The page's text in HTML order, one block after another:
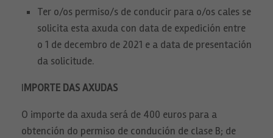
Ter o/os permiso/s de conducir para o/os cales se
solicita esta axuda con data de expedición entre
o 1 de decembro de 2021 e a data de presentación
da solicitude.
IMPORTE DAS AXUDAS
O importe da axuda será de 400 euros para a
obtención do permiso de condución de clase B; de